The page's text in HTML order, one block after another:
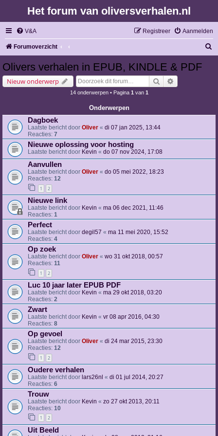
Het forum van oliversverhalen.nl
V&A Aanmelden
Registreer
Forumoverzicht
Olivers verhalen in EPUB, KINDLE & PDF
Nieuw onderwerp Zoek
14 onderwerpen • Pagina 1 van 1
Onderwerpen
Dagboek
Laatste bericht door Oliver « di 07 jan 2025, 13:44
Reacties: 7
Nieuwe oplossing voor hosting
Laatste bericht door Kevin « do 07 nov 2024, 17:08
Aanvullen
Laatste bericht door Oliver « do 05 mei 2022, 18:23
Reacties: 12
1 2
Nieuwe link
Laatste bericht door Kevin « ma 06 dec 2021, 11:46
Reacties: 1
Perfect
Laatste bericht door degil57 « ma 11 mei 2020, 15:52
Reacties: 4
Op zoek
Laatste bericht door Oliver « wo 31 okt 2018, 00:57
Reacties: 11
1 2
Luc 10 jaar later EPUB PDF
Laatste bericht door Kevin « ma 29 okt 2018, 03:20
Reacties: 2
Zwart
Laatste bericht door Kevin « vr 08 apr 2016, 04:30
Reacties: 8
Op gevoel
Laatste bericht door Oliver « di 24 mar 2015, 23:30
Reacties: 12
1 2
Oudere verhalen
Laatste bericht door lars26nl « di 01 jul 2014, 20:27
Reacties: 6
Trouw
Laatste bericht door Kevin « zo 27 okt 2013, 20:11
Reacties: 10
1 2
Uit Beeld